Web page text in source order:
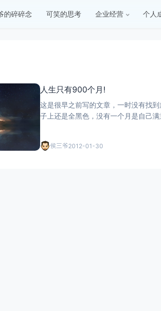
的碎碎念 可笑的思考 企业经营 个人
人生只有900个月!
这是很早之前写的文章，一时没有找
子上还是全黑色，没有一个月是自己满意的，马上到
侯三爷2012-01-30